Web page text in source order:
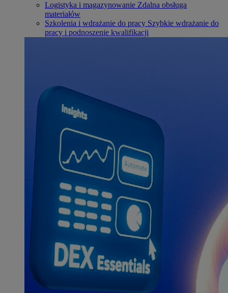
Logistyka i magazynowanie Zdalna obsługa
materiałów
Szkolenia i wdrażanie do pracy Szybkie wdrażanie do
pracy i podnoszenie kwalifikacji